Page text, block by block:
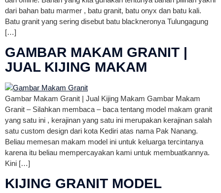
dari bahan batu marmer , batu granit, batu onyx dan batu kali.
Batu granit yang sering disebut batu blackneronya Tulungagung
[…]
GAMBAR MAKAM GRANIT |
JUAL KIJING MAKAM
Gambar Makam Granit | Jual Kijing Makam Gambar Makam
Granit – Silahkan membaca – baca tentang model makam granit
yang satu ini , kerajinan yang satu ini merupakan kerajinan salah
satu custom design dari kota Kediri atas nama Pak Nanang.
Beliau memesan makam model ini untuk keluarga tercintanya
karena itu beliau mempercayakan kami untuk membuatkannya.
Kini […]
KIJING GRANIT MODEL